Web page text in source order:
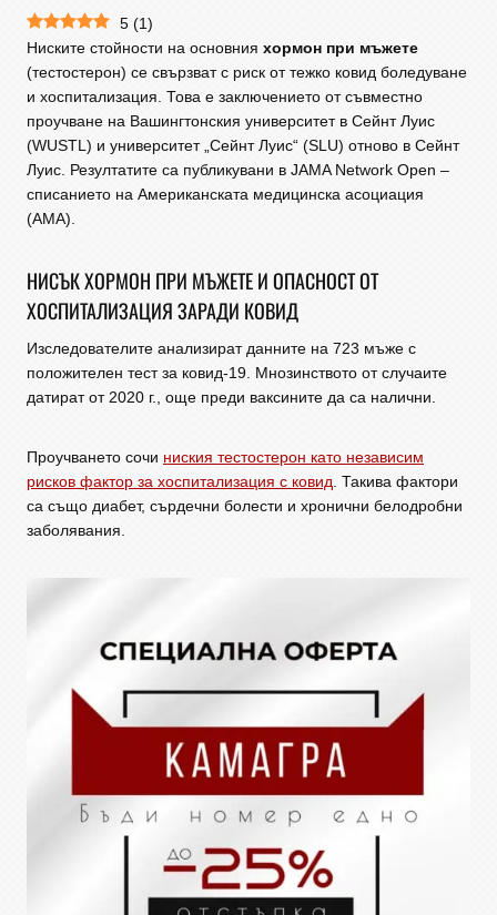
5 (1)
Ниските стойности на основния хормон при мъжете
(тестостерон) се свързват с риск от тежко ковид боледуване
и хоспитализация. Това е заключението от съвместно
проучване на Вашингтонския университет в Сейнт Луис
(WUSTL) и университет „Сейнт Луис“ (SLU) отново в Сейнт
Луис. Резултатите са публикувани в JAMA Network Open –
списанието на Американската медицинска асоциация
(AMA).
НИСЪК ХОРМОН ПРИ МЪЖЕТЕ И ОПАСНОСТ ОТ
ХОСПИТАЛИЗАЦИЯ ЗАРАДИ КОВИД
Изследователите анализират данните на 723 мъже с
положителен тест за ковид-19. Мнозинството от случаите
датират от 2020 г., още преди ваксините да са налични.
Проучването сочи ниския тестостерон като независим
рисков фактор за хоспитализация с ковид. Такива фактори
са също диабет, сърдечни болести и хронични белодробни
заболявания.